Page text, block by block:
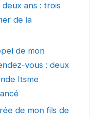
ans : trois
de la
de mon
vous : deux
Itsme
de mon fils de